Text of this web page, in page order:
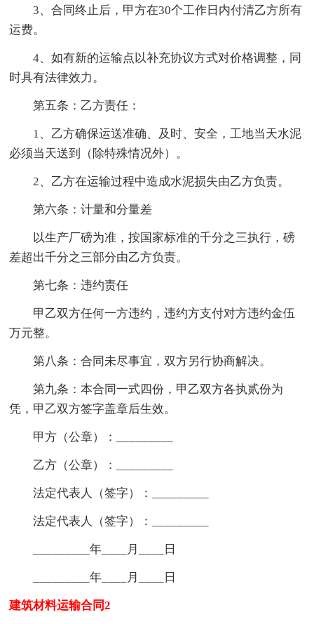
3、合同终止后，甲方在30个工作日内付清乙方所有
运费。
4、如有新的运输点以补充协议方式对价格调整，同
时具有法律效力。
第五条：乙方责任：
1、乙方确保运送准确、及时、安全，工地当天水泥
必须当天送到（除特殊情况外）。
2、乙方在运输过程中造成水泥损失由乙方负责。
第六条：计量和分量差
以生产厂磅为准，按国家标准的千分之三执行，磅
差超出千分之三部分由乙方负责。
第七条：违约责任
甲乙双方任何一方违约，违约方支付对方违约金伍
万元整。
第八条：合同未尽事宜，双方另行协商解决。
第九条：本合同一式四份，甲乙双方各执贰份为
凭，甲乙双方签字盖章后生效。
甲方（公章）：_________
乙方（公章）：_________
法定代表人（签字）：_________
法定代表人（签字）：_________
_________年____月____日
_________年____月____日
建筑材料运输合同2